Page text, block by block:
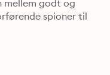
mellem godt og
spioner til